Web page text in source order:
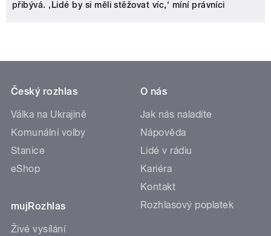
přibývá. ‚Lidé by si měli stěžovat víc,‘ míní právníci
Český rozhlas
Válka na Ukrajině
Komunální volby
Stanice
eShop
mujRozhlas
Živé vysílání
O nás
Jak nás naladíte
Nápověda
Lidé v rádiu
Kariéra
Kontakt
Rozhlasový poplatek